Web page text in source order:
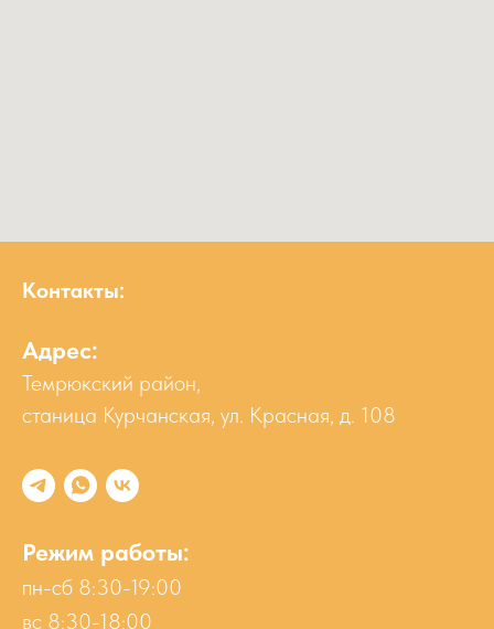
Контакты:
Адрес:
Темрюкский район,
станица Курчанская, ул. Красная, д. 108
Режим работы:
пн-сб 8:30-19:00
вс 8:30-18:00